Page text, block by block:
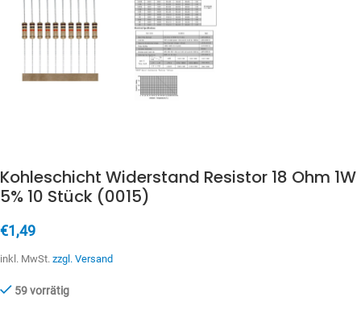
Kohleschicht Widerstand Resistor 18 Ohm 1W
5% 10 Stück (0015)
€1,49
inkl. MwSt. zzgl. Versand
59 vorrätig